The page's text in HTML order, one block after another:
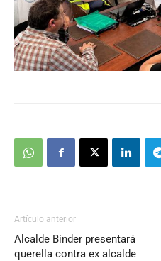
Artículo anterior
Alcalde Binder presentará
querella contra ex alcalde